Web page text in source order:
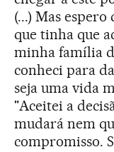
(...) Mas
que tinha que
minha família
conheci para
seja uma vida
"Aceitei a
mudará nem
compromisso.